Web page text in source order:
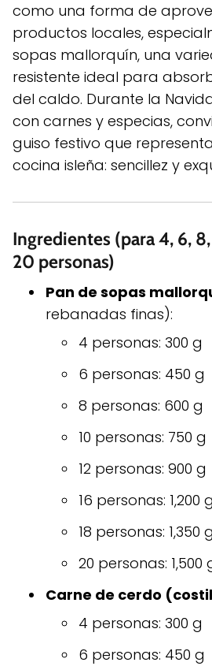
como una forma de
productos locales,
sopas mallorquín, una
resistente ideal para
del caldo. Durante la
con carnes y especias,
guiso festivo que
cocina isleña: sencillez y
Ingredientes (para 4, 6, 8,
20 personas)
Pan de sopas
rebanadas finas):
4 personas: 300 g
6 personas: 450 g
8 personas: 600 g
10 personas: 750 g
12 personas: 900 g
16 personas: 1,200 g
18 personas: 1,350 g
20 personas: 1,500
Carne de cerdo
4 personas: 300 g
6 personas: 450 g